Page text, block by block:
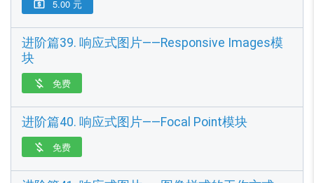
 5.00 元
进阶篇39. 响应式图片——Responsive Images模
块
 免费
进阶篇40. 响应式图片——Focal Point模块
 免费